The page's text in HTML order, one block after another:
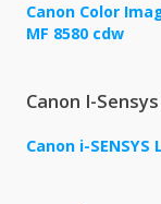
Canon Color
MF 8580 cdw
Canon I-
Canon i-SENSYS